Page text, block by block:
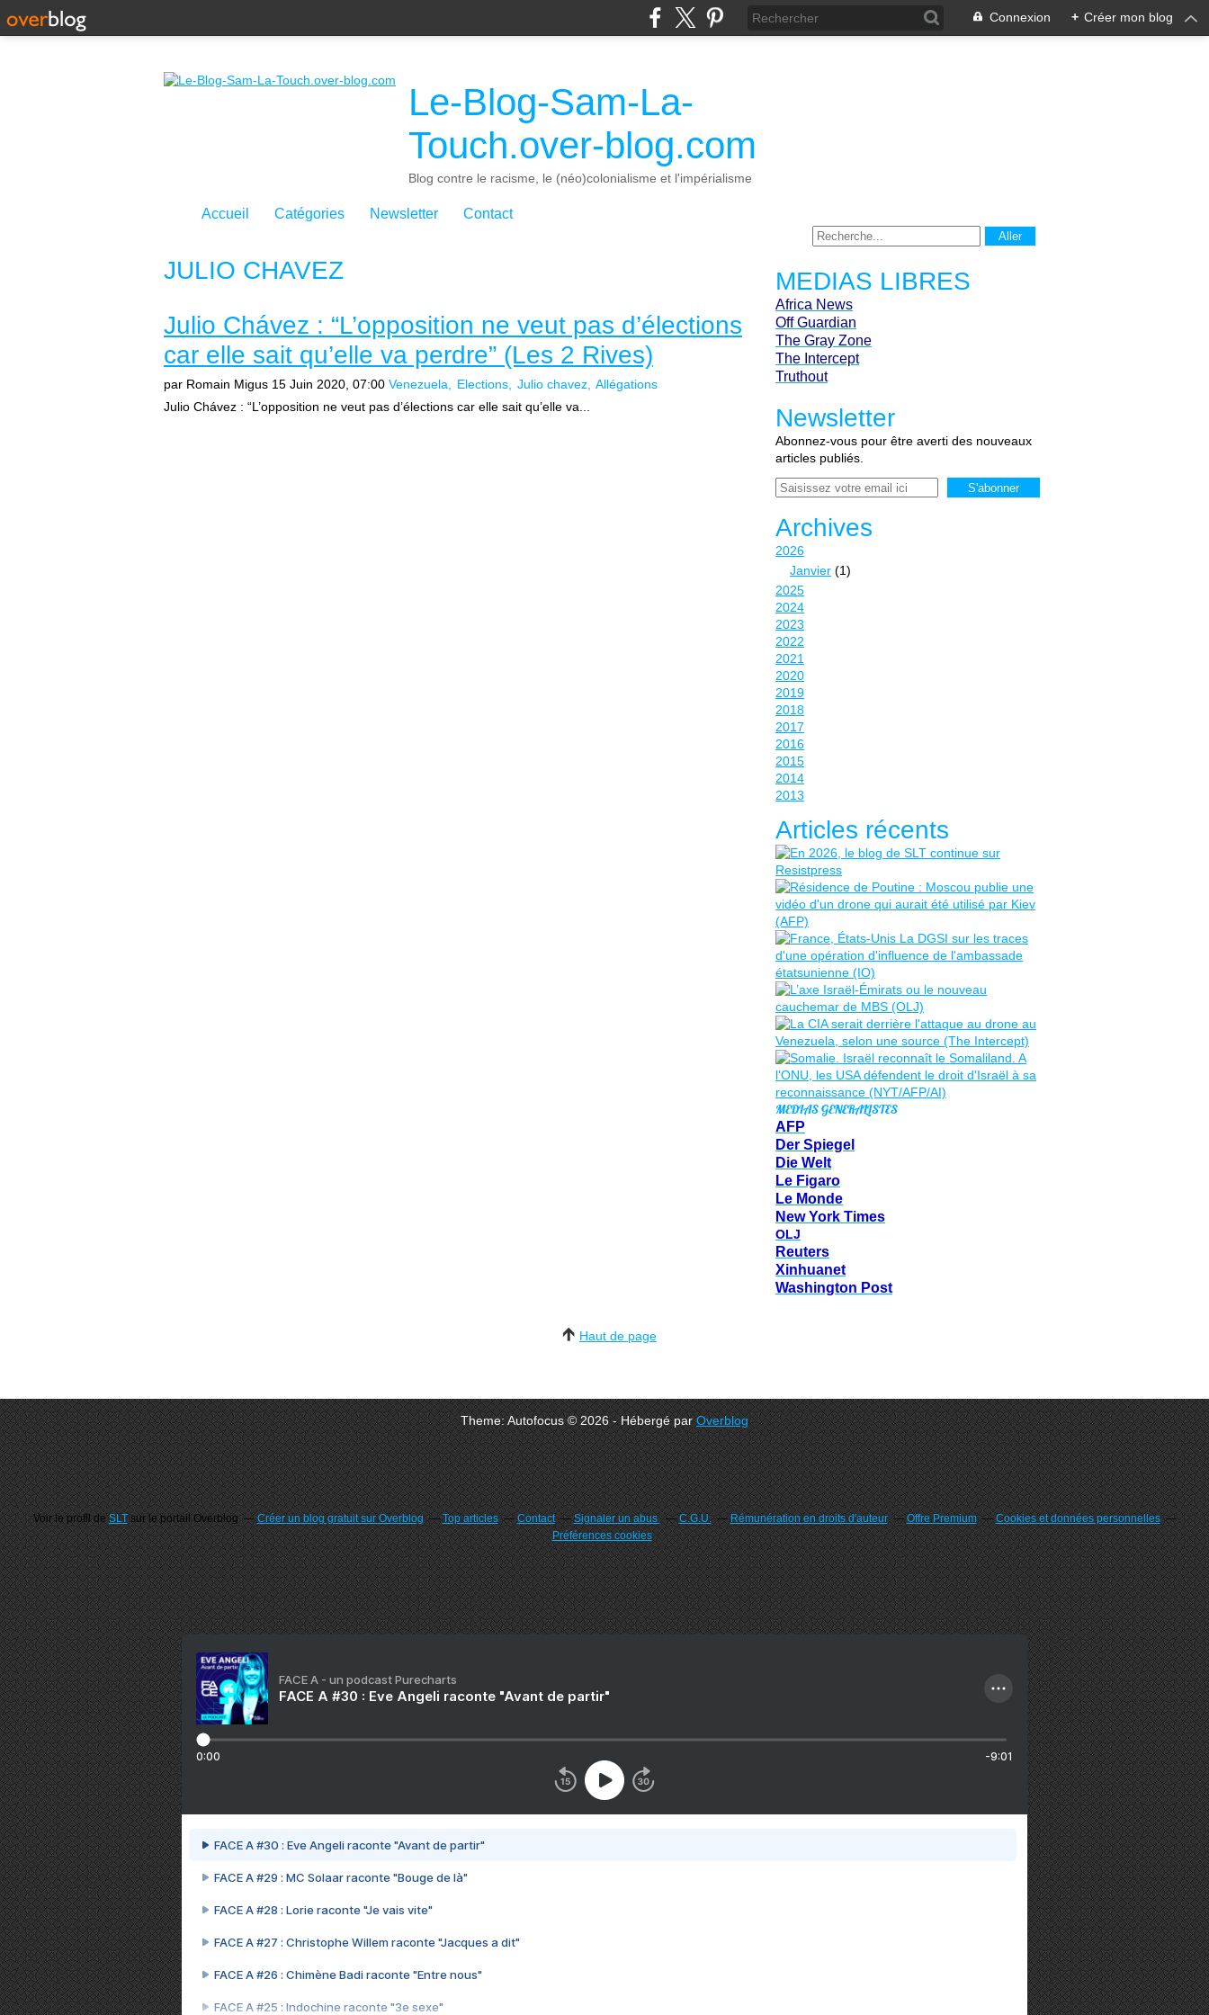
Connexion + Créer mon blog
Le-Blog-Sam-La-
Touch.over-blog.com
Blog contre le racisme, le (néo)colonialisme et l'impérialisme
Accueil Catégories Newsletter Contact
JULIO CHAVEZ
Julio Chávez : “L’opposition ne veut pas d’élections
car elle sait qu’elle va perdre” (Les 2 Rives)
par Romain Migus 15 Juin 2020, 07:00 Venezuela Elections Julio chavez Allégations
Julio Chávez : “L’opposition ne veut pas d’élections car elle sait qu’elle va...
MEDIAS LIBRES
Africa News
Off Guardian
The Gray Zone
The Intercept
Truthout
Newsletter
Abonnez-vous pour être averti des nouveaux
articles publiés.
Email
Archives
2026
Janvier (1)
2025
2024
2023
2022
2021
2020
2019
2018
2017
2016
2015
2014
2013
Articles récents
MEDIAS GENERALISTES
AFP
Der Spiegel
Die Welt
Le Figaro
Le Monde
New York Times
OLJ
Reuters
Xinhuanet
Washington Post
Haut de page
Theme: Autofocus © 2026 - Hébergé parOverblog
Voir le profil deSLTsur le portail Overblog Créer un blog gratuit sur Overblog Top articles Contact Signaler un abus C.G.U. Rémunération en droits d'auteur Offre Premium
Cookies et données personnelles
Préférences cookies
FACE A - un podcast Purecharts
FACE A #30 : Eve Angeli raconte "Avant de partir"
0:00 -9:01
FACE A #30 : Eve Angeli raconte "Avant de partir"
FACE A #29 : MC Solaar raconte "Bouge de là"
FACE A #28 : Lorie raconte "Je vais vite"
FACE A #27 : Christophe Willem raconte "Jacques a dit"
FACE A #26 : Chimène Badi raconte "Entre nous"
FACE A #25 : Indochine raconte "3e sexe"